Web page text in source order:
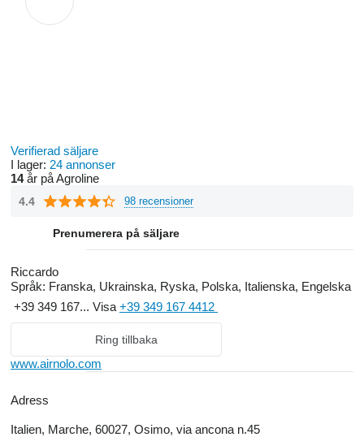
Verifierad säljare
I lager: 24 annonser
14år på Agroline
4.4 98 recensioner
Prenumerera på säljare
Riccardo
Språk: Franska, Ukrainska, Ryska, Polska, Italienska, Engelska
+39 349 167... Visa+39 349 167 4412
Ring tillbaka
www.airnolo.com
Adress
Italien, Marche, 60027, Osimo, via ancona n.45